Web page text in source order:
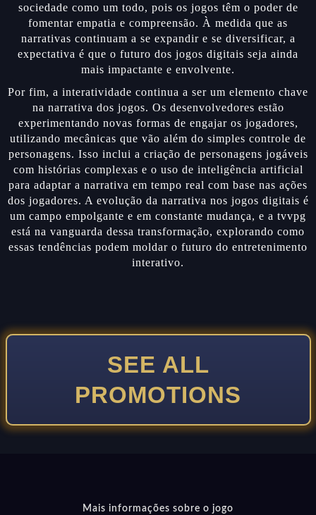
sociedade como um todo, pois os jogos têm o poder de
fomentar empatia e compreensão. À medida que as
narrativas continuam a se expandir e se diversificar, a
expectativa é que o futuro dos jogos digitais seja ainda
mais impactante e envolvente.
Por fim, a interatividade continua a ser um elemento chave
na narrativa dos jogos. Os desenvolvedores estão
experimentando novas formas de engajar os jogadores,
utilizando mecânicas que vão além do simples controle de
personagens. Isso inclui a criação de personagens jogáveis
com histórias complexas e o uso de inteligência artificial
para adaptar a narrativa em tempo real com base nas ações
dos jogadores. A evolução da narrativa nos jogos digitais é
um campo empolgante e em constante mudança, e a tvvpg
está na vanguarda dessa transformação, explorando como
essas tendências podem moldar o futuro do entretenimento
interativo.
SEE ALL
PROMOTIONS
Mais informações sobre o jogo